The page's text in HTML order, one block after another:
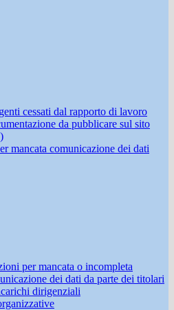
cessati dal rapporto di lavoro
da pubblicare sul sito
mancata comunicazione dei dati
per mancata o incompleta
dei dati da parte dei titolari
dirigenziali